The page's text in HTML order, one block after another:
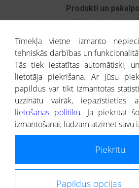
Produkti un
Izziņa par
Dzimtas koks
Uzņēmumu atlase
Monitorings
Kredītizziņa par ārvalstu
® CREDITREFORM Latvija
SIA
Portāla ietvaros saņemtajai informācijai ir
atbildīgs par fizisko personu datu aizsardzības
Tīmekļa vietne izmanto
tehniskās darbības un
Tās tiek iestatītas automātiski,
lietotāja piekrišana. Ar Jūsu
papildus var tikt izmantotas
uzzinātu vairāk, iepazīstieties
lietošanas politiku. Ja piekrītat
izmantošanai, lūdzam atzīmēt savu
Piekrītu
Papildus opcijas